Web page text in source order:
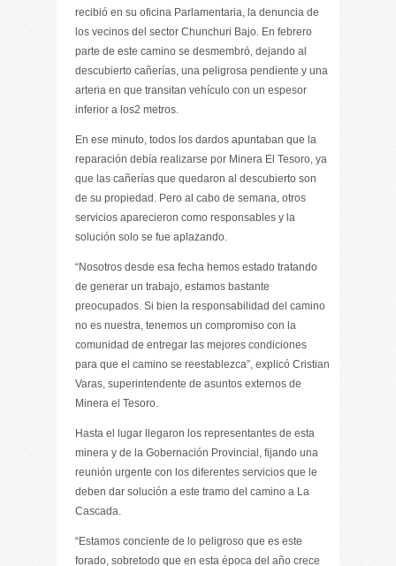
recibió en su oficina Parlamentaria, la denuncia de
los vecinos del sector Chunchuri Bajo. En febrero
parte de este camino se desmembró, dejando al
descubierto cañerías, una peligrosa pendiente y una
arteria en que transitan vehículo con un espesor
inferior a los2 metros.
En ese minuto, todos los dardos apuntaban que la
reparación debía realizarse por Minera El Tesoro, ya
que las cañerías que quedaron al descubierto son
de su propiedad. Pero al cabo de semana, otros
servicios aparecieron como responsables y la
solución solo se fue aplazando.
“Nosotros desde esa fecha hemos estado tratando
de generar un trabajo, estamos bastante
preocupados. Si bien la responsabilidad del camino
no es nuestra, tenemos un compromiso con la
comunidad de entregar las mejores condiciones
para que el camino se reestablezca”, explicó Cristian
Varas, superintendente de asuntos externos de
Minera el Tesoro.
Hasta el lugar llegaron los representantes de esta
minera y de la Gobernación Provincial, fijando una
reunión urgente con los diferentes servicios que le
deben dar solución a este tramo del camino a La
Cascada.
“Estamos conciente de lo peligroso que es este
forado, sobretodo que en esta época del año crece